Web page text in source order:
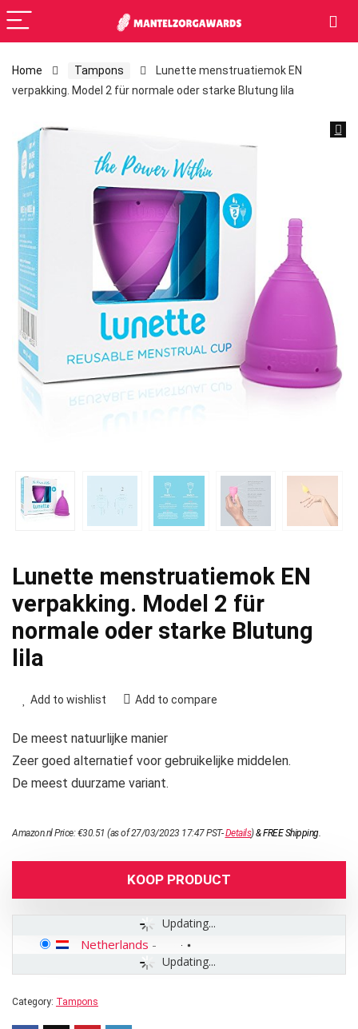
Home Tampons
Lunette menstruatiemok EN
verpakking. Model 2 für normale oder starke Blutung lila
Lunette menstruatiemok EN
verpakking. Model 2 für
normale oder starke Blutung
lila
Add to wishlist Add to compare
De meest natuurlijke manier
Zeer goed alternatief voor gebruikelijke middelen.
De meest duurzame variant.
Amazon.nl Price:€30.51 (as of 27/03/2023 17:47 PST-Details)&FREE Shipping.
KOOP PRODUCT
Updating...
Updating...
Netherlands -
Category: Tampons